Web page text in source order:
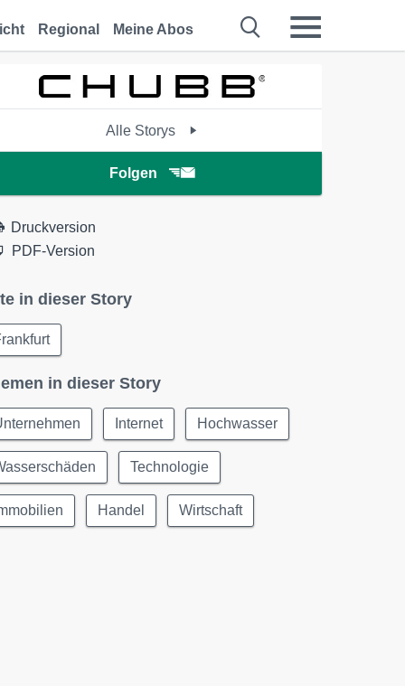
Regional Meine Abos
Alle Storys
Folgen
Druckversion
PDF-Version
in dieser Story
in dieser Story
Internet Hochwasser
Technologie
Handel Wirtschaft